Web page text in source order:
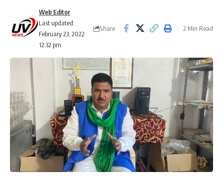
Last updated:
February 23, 2022
12:32 pm
Web Editor
Share 2 Min Read